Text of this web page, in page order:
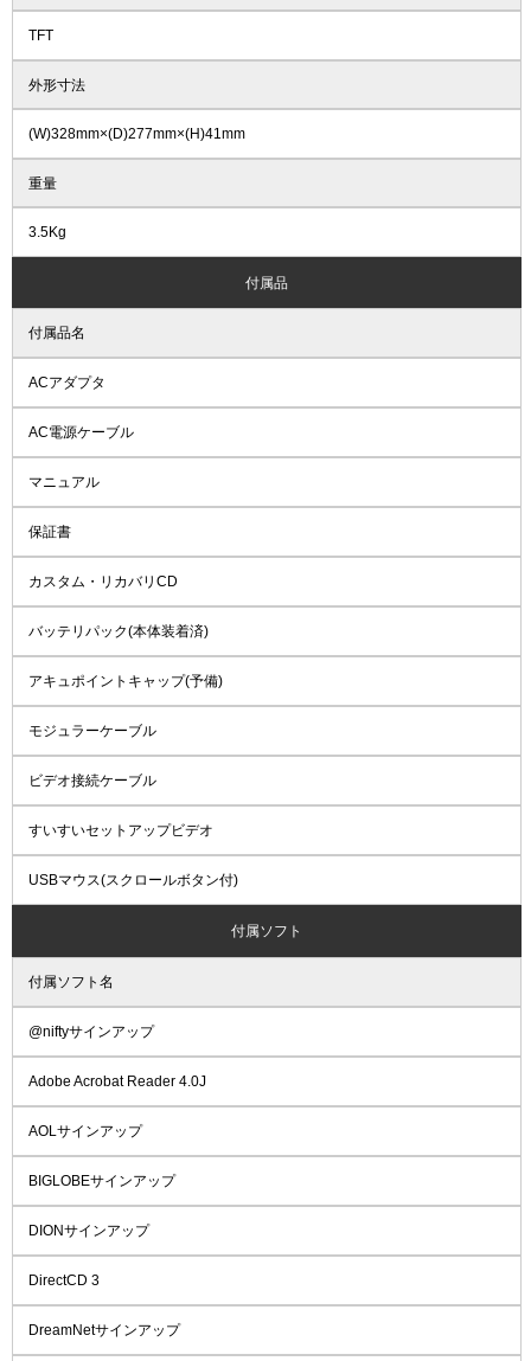
TFT
外形寸法
(W)328mm×(D)277mm×(H)41mm
重量
3.5Kg
付属品
付属品名
ACアダプタ
AC電源ケーブル
マニュアル
保証書
カスタム・リカバリCD
バッテリパック(本体装着済)
アキュポイントキャップ(予備)
モジュラーケーブル
ビデオ接続ケーブル
すいすいセットアップビデオ
USBマウス(スクロールボタン付)
付属ソフト
付属ソフト名
@niftyサインアップ
Adobe Acrobat Reader 4.0J
AOLサインアップ
BIGLOBEサインアップ
DIONサインアップ
DirectCD 3
DreamNetサインアップ